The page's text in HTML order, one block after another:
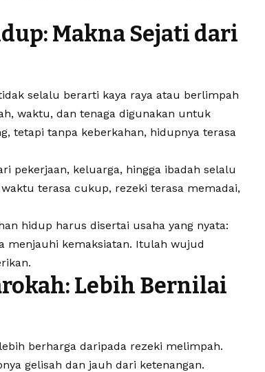
Makna Sejati dari
selalu berarti kaya raya atau berlimpah
waktu, dan tenaga digunakan untuk
tetapi tanpa keberkahan, hidupnya terasa
pekerjaan, keluarga, hingga ibadah selalu
terasa cukup, rezeki terasa memadai,
hidup harus disertai usaha yang nyata:
menjauhi kemaksiatan. Itulah wujud
Lebih Bernilai
berharga daripada rezeki melimpah.
gelisah dan jauh dari ketenangan.